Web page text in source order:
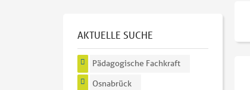
AKTUELLE SUCHE
Pädagogische Fachkraft
Osnabrück